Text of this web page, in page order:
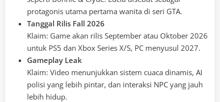
protagonis utama pertama wanita di seri GTA.
Tanggal Rilis Fall 2026
Klaim: Game akan rilis September atau Oktober 2026
untuk PS5 dan Xbox Series X/S, PC menyusul 2027.
Gameplay Leak
Klaim: Video menunjukkan sistem cuaca dinamis, AI
polisi yang lebih pintar, dan interaksi NPC yang jauh
lebih hidup.